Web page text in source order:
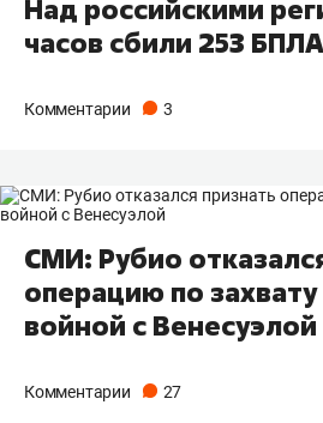
Над российскими
часов сбили 253 БПЛА
Комментарии 3
СМИ: Рубио
операцию по
войной с Венесуэлой
Комментарии 27